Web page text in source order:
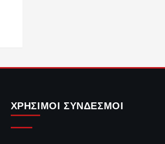
ΧΡΉΣΙΜΟΙ ΣΎΝΔΕΣΜΟΙ